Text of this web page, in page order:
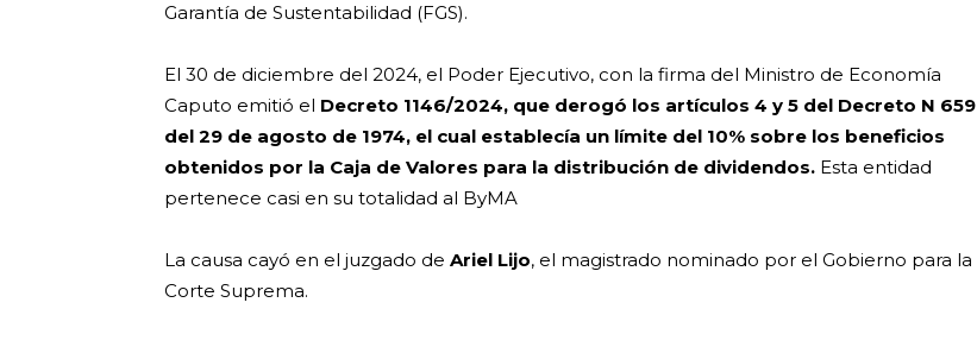
Garantía de Sustentabilidad (FGS).
El 30 de diciembre del 2024, el Poder Ejecutivo, con la firma del Ministro de Economía
Caputo emitió el Decreto 1146/2024, que derogó los artículos 4 y 5 del Decreto N 659
del 29 de agosto de 1974, el cual establecía un límite del 10% sobre los beneficios
obtenidos por la Caja de Valores para la distribución de dividendos. Esta entidad
pertenece casi en su totalidad al ByMA
La causa cayó en el juzgado de Ariel Lijo, el magistrado nominado por el Gobierno para la
Corte Suprema.